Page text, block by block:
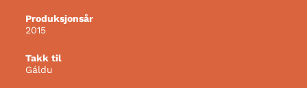
Produksjonsår
2015
Takk til
Gáldu